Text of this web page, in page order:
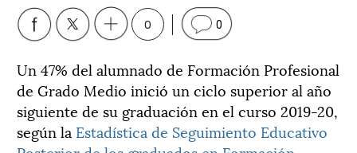
0 0
Un 47% del alumnado de Formación Profesional
de Grado Medio inició un ciclo superior al año
siguiente de su graduación en el curso 2019-20,
según la Estadística de Seguimiento Educativo